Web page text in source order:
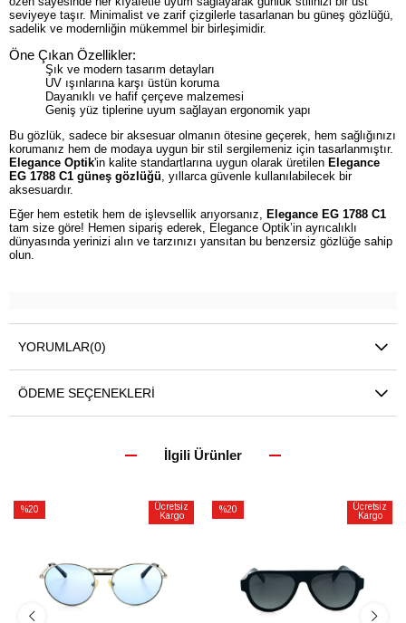
seviyeye taşır. Minimalist ve zarif çizgilerle tasarlanan bu güneş gözlüğü,
sadelik ve modernliğin mükemmel bir birleşimidir.
Öne Çıkan Özellikler:
Şık ve modern tasarım detayları
UV ışınlarına karşı üstün koruma
Dayanıklı ve hafif çerçeve malzemesi
Geniş yüz tiplerine uyum sağlayan ergonomik yapı
Bu gözlük, sadece bir aksesuar olmanın ötesine geçerek, hem sağlığınızı
korumanız hem de modaya uygun bir stil sergilemeniz için tasarlanmıştır.
Elegance Optik'in kalite standartlarına uygun olarak üretilen Elegance
EG 1788 C1 güneş gözlüğü , yıllarca güvenle kullanılabilecek bir
aksesuardır.
Eğer hem estetik hem de işlevsellik arıyorsanız, Elegance EG 1788 C1
tam size göre! Hemen sipariş ederek, Elegance Optik’in ayrıcalıklı
dünyasında yerinizi alın ve tarzınızı yansıtan bu benzersiz gözlüğe sahip
olun.
YORUMLAR(0)
ÖDEME SEÇENEKLERI
İlgili Ürünler
%20
Ücretsiz
Kargo
%20
Ücretsiz
Kargo